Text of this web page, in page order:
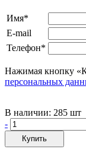
Имя*
E-mail
Телефон*
Нажимая кнопку
персональных
В наличии: 285 шт
-
Купить